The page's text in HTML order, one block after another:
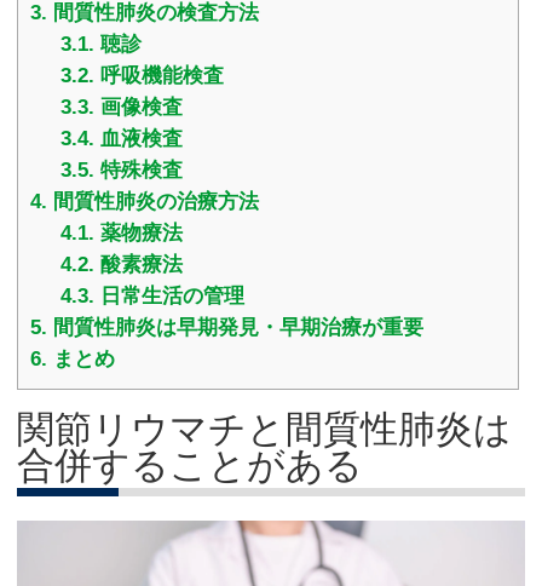
3. 間質性肺炎の検査方法
3.1. 聴診
3.2. 呼吸機能検査
3.3. 画像検査
3.4. 血液検査
3.5. 特殊検査
4. 間質性肺炎の治療方法
4.1. 薬物療法
4.2. 酸素療法
4.3. 日常生活の管理
5. 間質性肺炎は早期発見・早期治療が重要
6. まとめ
関節リウマチと間質性肺炎は
合併することがある